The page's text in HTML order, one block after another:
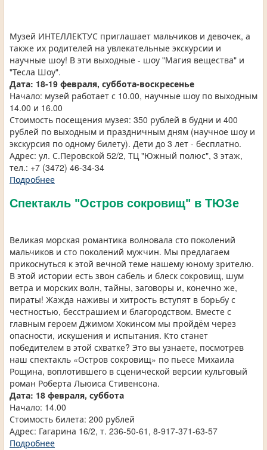
Музей ИНТЕЛЛЕКТУС приглашает мальчиков и девочек, а
также их родителей на увлекательные экскурсии и
научные шоу! В эти выходные - шоу "Магия вещества" и
"Тесла Шоу".
Дата: 18-19 февраля, суббота-воскресенье
Начало: музей работает с 10.00, научные шоу по выходным
14.00 и 16.00
Стоимость посещения музея: 350 рублей в будни и 400
рублей по выходным и праздничным дням (научное шоу и
экскурсия по одному билету). Дети до 3 лет - бесплатно.
Адрес: ул. С.Перовской 52/2, ТЦ "Южный полюс", 3 этаж,
тел.: +7 (3472) 46-34-34
Подробнее
Спектакль "Остров сокровищ" в ТЮЗе
Великая морская романтика волновала сто поколений
мальчиков и сто поколений мужчин. Мы предлагаем
прикоснуться к этой вечной теме нашему юному зрителю.
В этой истории есть звон сабель и блеск сокровищ, шум
ветра и морских волн, тайны, заговоры и, конечно же,
пираты! Жажда наживы и хитрость вступят в борьбу с
честностью, бесстрашием и благородством. Вместе с
главным героем Джимом Хокинсом мы пройдём через
опасности, искушения и испытания. Кто станет
победителем в этой схватке? Это вы узнаете, посмотрев
наш спектакль «Остров сокровищ» по пьесе Михаила
Рощина, воплотившего в сценической версии культовый
роман Роберта Льюиса Стивенсона.
Дата: 18 февраля, суббота
Начало: 14.00
Стоимость билета: 200 рублей
Адрес: Гагарина 16/2, т. 236-50-61, 8-917-371-63-57
Подробнее